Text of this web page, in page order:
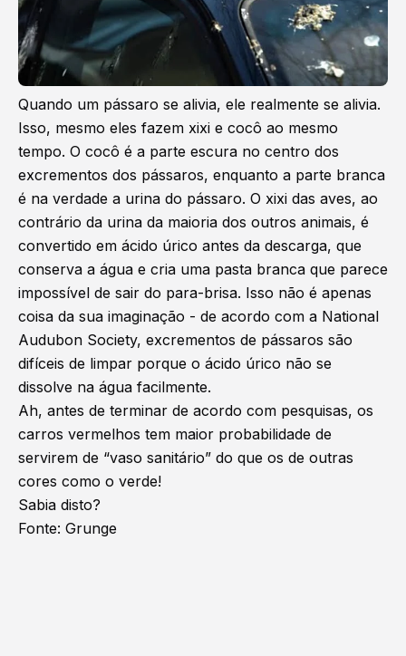
Quando um pássaro se alivia, ele realmente se alivia.
Isso, mesmo eles fazem xixi e cocô ao mesmo
tempo. O cocô é a parte escura no centro dos
excrementos dos pássaros, enquanto a parte branca
é na verdade a urina do pássaro. O xixi das aves, ao
contrário da urina da maioria dos outros animais, é
convertido em ácido úrico antes da descarga, que
conserva a água e cria uma pasta branca que parece
impossível de sair do para-brisa. Isso não é apenas
coisa da sua imaginação - de acordo com a National
Audubon Society, excrementos de pássaros são
difíceis de limpar porque o ácido úrico não se
dissolve na água facilmente.
Ah, antes de terminar de acordo com pesquisas, os
carros vermelhos tem maior probabilidade de
servirem de “vaso sanitário” do que os de outras
cores como o verde!
Sabia disto?
Fonte: Grunge